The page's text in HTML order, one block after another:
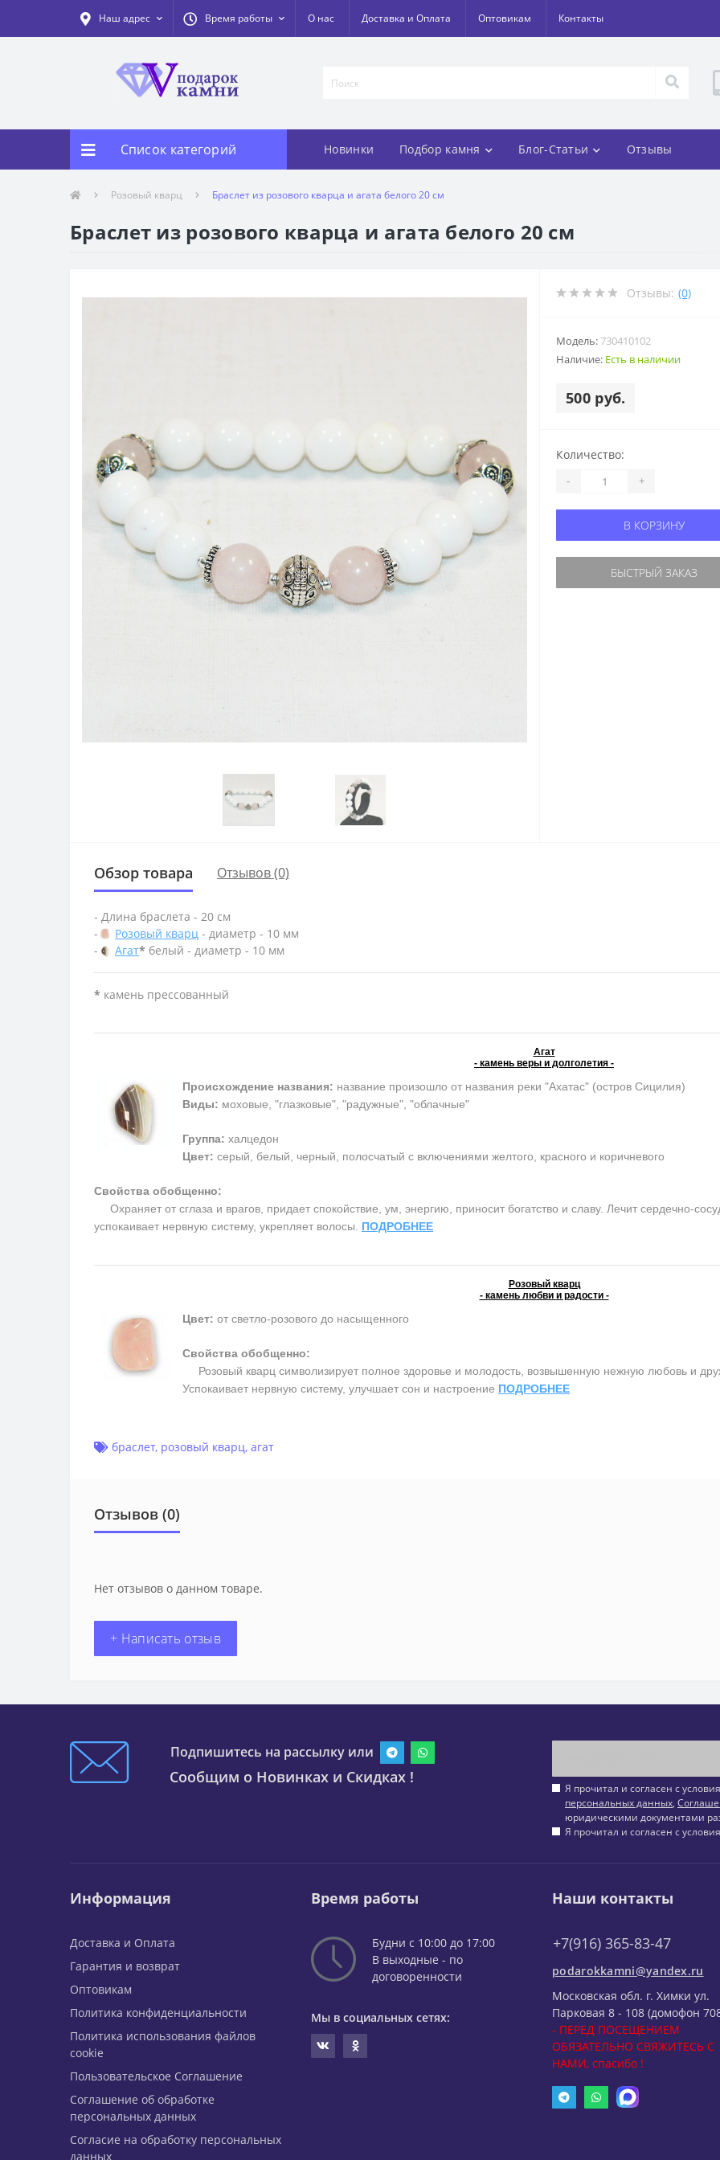
Наш адрес Время работы О нас Доставка и Оплата Оптовикам Контакты
Список категорий Новинки Подбор камня Блог-Статьи Отзывы
Розовый кварц Браслет из розового кварца и агата белого 20 см
Браслет из розового кварца и агата белого 20 см
Отзывы: (0)
Модель:730410102
Наличие: Есть в наличии
500 руб.
Количество:
- +
В КОРЗИНУ
БЫСТРЫЙ ЗАКАЗ
Обзор товара Отзывов (0)
- Длина браслета - 20 см
-
Розовый кварц - диаметр - 10 мм
-
Агат* белый - диаметр - 10 мм
* камень прессованный
Агат
- камень веры и долголетия -
Происхождение названия: название произошло от названия реки "Ахатас" (остров Сицилия)
Виды: моховые, "глазковые", "радужные", "облачные"
Группа: халцедон
Цвет: серый, белый, черный, полосчатый с включениями желтого, красного и коричневого
Свойства обобщенно:
Охраняет от сглаза и врагов, придает спокойствие, ум, энергию, приносит богатство и славу. Лечит сердечно-
успокаивает нервную систему, укрепляет волосы. ПОДРОБНЕЕ
Розовый кварц
- камень любви и радости -
Цвет: от светло-розового до насыщенного
Свойства обобщенно:
Розовый кварц символизирует полное здоровье и молодость, возвышенную нежную любовь и
Успокаивает нервную систему, улучшает сон и настроение ПОДРОБНЕЕ
браслет, розовый кварц, агат
Отзывов (0)
Нет отзывов о данном товаре.
+ Написать отзыв
Подпишитесь на рассылку или
Сообщим о Новинках и Скидках !
Я прочитал и согласен с
персональных данных,
юридическими документами
Я прочитал и согласен с
Информация
Доставка и Оплата
Гарантия и возврат
Оптовикам
Политика конфиденциальности
Политика использования файлов
cookie
Пользовательское Соглашение
Соглашение об обработке
персональных данных
Согласие на обработку персональных
данных
Время работы
Будни с 10:00 до 17:00
В выходные - по
договоренности
Мы в социальных сетях:
Наши контакты
+7(916) 365-83-47
podarokkamni@yandex.ru
Московская обл. г. Химки ул.
Парковая 8 - 108 (домофон
- ПЕРЕД ПОСЕЩЕНИЕМ
ОБЯЗАТЕЛЬНО СВЯЖИТЕСЬ С
НАМИ, спасибо !